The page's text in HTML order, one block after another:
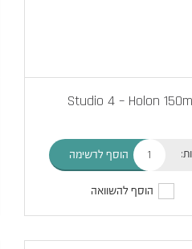
Studio 4 – Holon
הוסף לרשימה
הוסף להשוואה